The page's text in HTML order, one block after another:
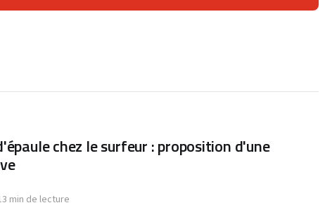
chez le surfeur : proposition d'une
min de lecture